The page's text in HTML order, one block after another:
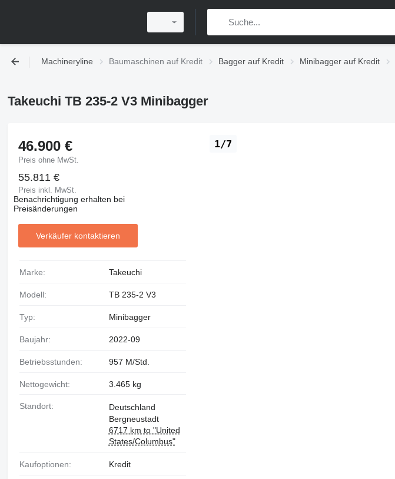
Machineryline Baumaschinen auf Kredit Bagger auf Kredit Minibagger auf Kredit
Takeuchi TB 235-2 V3 Minibagger
1/7
46.900 €
Preis ohne MwSt.
55.811 €
Preis inkl. MwSt.
Benachrichtigung erhalten bei
Preisänderungen
Verkäufer kontaktieren
Marke: Takeuchi
Modell: TB 235-2 V3
Typ: Minibagger
Baujahr: 2022-09
Betriebsstunden: 957 M/Std.
Nettogewicht: 3.465 kg
Standort:
Deutschland
Bergneustadt
6717 km to "United
States/Columbus"
Kaufoptionen: Kredit